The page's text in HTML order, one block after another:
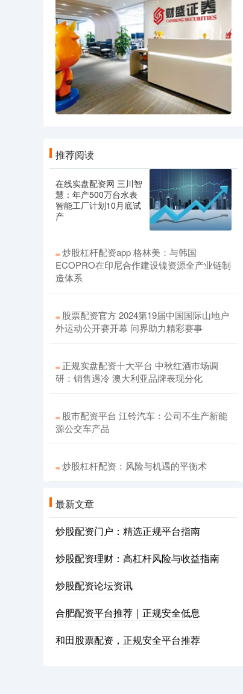
推荐阅读
在线实盘配资网 三川智
慧：年产500万台水表
智能工厂计划10月底试
产
炒股杠杆配资app 格林美：与韩国
ECOPRO在印尼合作建设镍资源全产业链制
造体系
股票配资官方 2024第19届中国国际山地户
外运动公开赛开幕 问界助力精彩赛事
正规实盘配资十大平台 中秋红酒市场调
研：销售遇冷 澳大利亚品牌表现分化
股市配资平台 江铃汽车：公司不生产新能
源公交车产品
炒股杠杆配资：风险与机遇的平衡术
最新文章
炒股配资门户：精选正规平台指南
炒股配资理财：高杠杆风险与收益指南
炒股配资论坛资讯
合肥配资平台推荐｜正规安全低息
和田股票配资，正规安全平台推荐